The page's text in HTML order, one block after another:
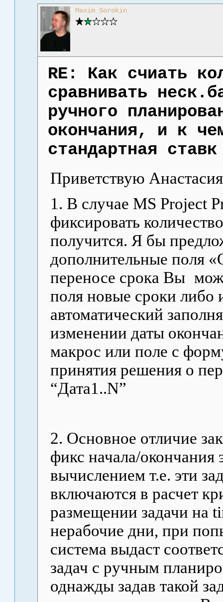
Maxim Sorokin
RE: Как счиать
сравнивать
ручного
окончания, и к
стандартная ставк
Приветствую
1. В случае MS Project
фиксировать
получится. Я бы
дополнительные поля
переносе срока Вы
поля новые сроки либо
автоматический
изменении даты
макрос или поле с
принятия решения о
“Дата1..N”
2. Основное отличие
фикс начала/окончания
вычислением т.е. эти
включаются в расчет
размещении задачи на
нерабочие дни, при
система выдаст
задач с ручным
однажды задав такой